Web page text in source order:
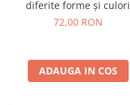
diferite forme și culori
72,00 RON
ADAUGA IN COS